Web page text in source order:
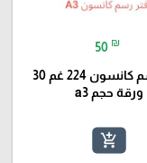
50 ₪
دفتررسم كانسون 224 غم 30
ورقة حجم a3
add_shopping_cart